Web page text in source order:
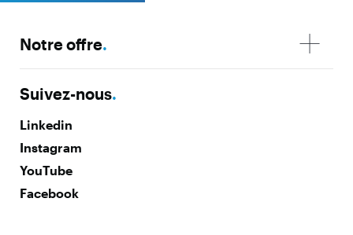
Notre offre.
Suivez-nous.
Linkedin
Instagram
YouTube
Facebook